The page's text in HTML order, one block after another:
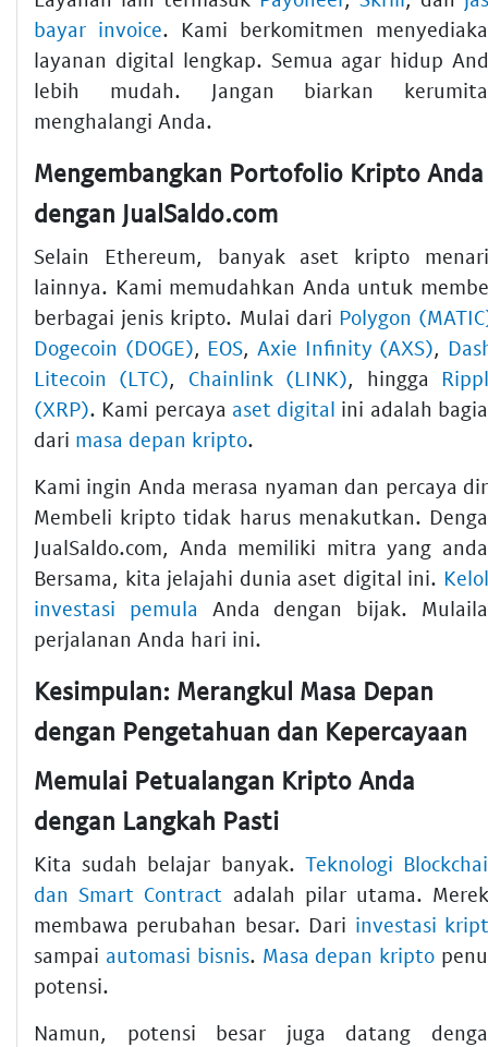
bayar invoice. Kami berkomitmen
layanan digital lengkap. Semua agar hidup
lebih mudah. Jangan biarkan
menghalangi Anda.
Mengembangkan Portofolio Kripto Anda
dengan JualSaldo.com
Selain Ethereum, banyak aset kripto
lainnya. Kami memudahkan Anda untuk
berbagai jenis kripto. Mulai dari Polygon
Dogecoin (DOGE), EOS, Axie Infinity (AXS),
Litecoin (LTC), Chainlink (LINK), hingga
(XRP). Kami percaya aset digital ini adalah
dari masa depan kripto.
Kami ingin Anda merasa nyaman dan percaya
Membeli kripto tidak harus menakutkan.
JualSaldo.com, Anda memiliki mitra yang
Bersama, kita jelajahi dunia aset digital ini.
investasi pemula Anda dengan bijak.
perjalanan Anda hari ini.
Kesimpulan: Merangkul Masa Depan
dengan Pengetahuan dan Kepercayaan
Memulai Petualangan Kripto Anda
dengan Langkah Pasti
Kita sudah belajar banyak. Teknologi
dan Smart Contract adalah pilar utama.
membawa perubahan besar. Dari investasi
sampai automasi bisnis. Masa depan kripto
potensi.
Namun, potensi besar juga datang